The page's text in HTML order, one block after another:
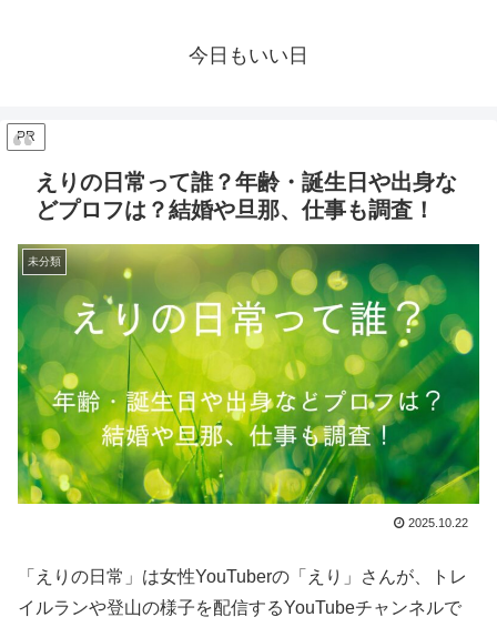
今日もいい日
PR
えりの日常って誰？年齢・誕生日や出身な
どプロフは？結婚や旦那、仕事も調査！
未分類
2025.10.22
「えりの日常」は女性YouTuberの「えり」さんが、トレ
イルランや登山の様子を配信するYouTubeチャンネルで